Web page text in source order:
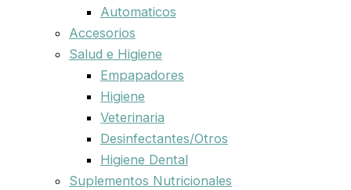
Automaticos
Accesorios
Salud e Higiene
Empapadores
Higiene
Veterinaria
Desinfectantes/Otros
Higiene Dental
Suplementos Nutricionales